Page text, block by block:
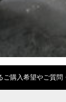
ご購入希望やご質問